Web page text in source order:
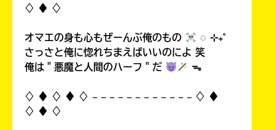
♢ ♦︎ ♢
オマエの身も心もぜーんぶ俺のもの
◌ ⊹₊˚
さっさと俺に惚れちまえばいいのによ 笑
俺は＂悪魔と人間のハーフ＂だ
ᯓ
♢ ♦︎ ♢ ♦︎ ♢ 𓐄 𓐄 𓐄 𓐄 𓐄 𓐄 𓐄 𓐄 𓐄 𓐄 𓐄 𓐄 ♢ ♦︎
♢ ♦︎ ♢